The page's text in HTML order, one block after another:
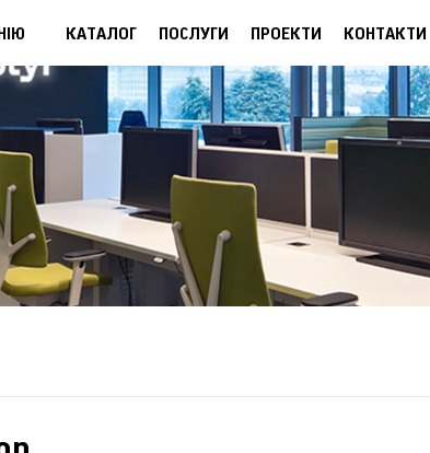
КАТАЛОГ ПОСЛУГИ ПРОЕКТИ КОНТАКТИ